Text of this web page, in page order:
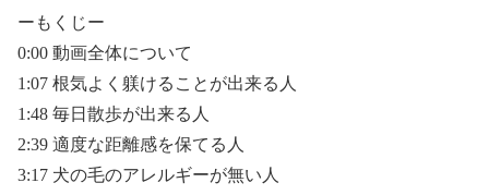
ーもくじー
0:00 動画全体について
1:07 根気よく躾けることが出来る人
1:48 毎日散歩が出来る人
2:39 適度な距離感を保てる人
3:17 犬の毛のアレルギーが無い人